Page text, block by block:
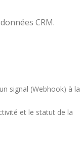
CRM.
signal (Webhook) à la
et le statut de la